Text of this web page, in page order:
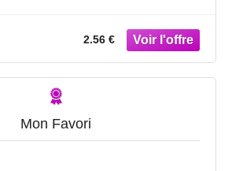
2.56 €
Mon Favori